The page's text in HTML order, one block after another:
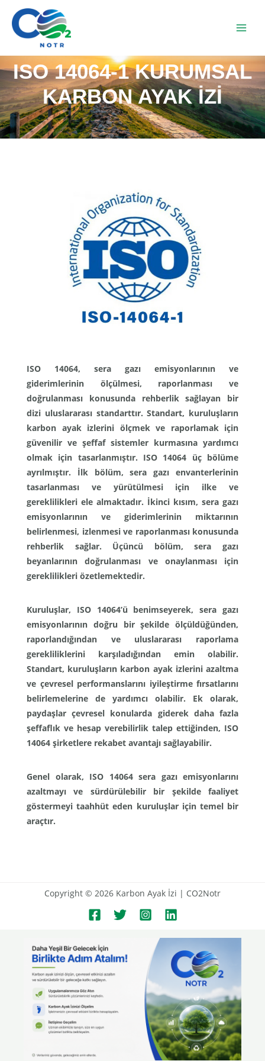
ISO 14064-1 KURUMSAL
KARBON AYAK İZI
ISO 14064, sera gazı emisyonlarının ve
giderimlerinin ölçülmesi, raporlanması ve
doğrulanması konusunda rehberlik sağlayan bir
dizi uluslararası standarttır. Standart, kuruluşların
karbon ayak izlerini ölçmek ve raporlamak için
güvenilir ve şeffaf sistemler kurmasına yardımcı
olmak için tasarlanmıştır. ISO 14064 üç bölüme
ayrılmıştır. İlk bölüm, sera gazı envanterlerinin
tasarlanması ve yürütülmesi için ilke ve
gereklilikleri ele almaktadır. İkinci kısım, sera gazı
emisyonlarının ve giderimlerinin miktarının
belirlenmesi, izlenmesi ve raporlanması konusunda
rehberlik sağlar. Üçüncü bölüm, sera gazı
beyanlarının doğrulanması ve onaylanması için
gereklilikleri özetlemektedir.
Kuruluşlar, ISO 14064’ü benimseyerek, sera gazı
emisyonlarının doğru bir şekilde ölçüldüğünden,
raporlandığından ve uluslararası raporlama
gerekliliklerini karşıladığından emin olabilir.
Standart, kuruluşların karbon ayak izlerini azaltma
ve çevresel performanslarını iyileştirme fırsatlarını
belirlemelerine de yardımcı olabilir. Ek olarak,
paydaşlar çevresel konularda giderek daha fazla
şeffaflık ve hesap verebilirlik talep ettiğinden, ISO
14064 şirketlere rekabet avantajı sağlayabilir.
Genel olarak, ISO 14064 sera gazı emisyonlarını
azaltmayı ve sürdürülebilir bir şekilde faaliyet
göstermeyi taahhüt eden kuruluşlar için temel bir
araçtır.
Copyright © 2026 Karbon Ayak İzi | CO2Notr